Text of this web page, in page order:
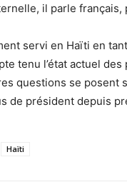
il parle
servi en Haïti en
tenu l’état actuel des
questions se posent
de président depuis
Haïti